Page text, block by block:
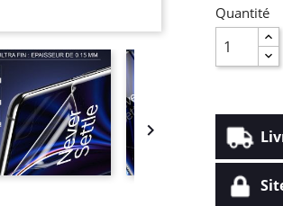

Quantité